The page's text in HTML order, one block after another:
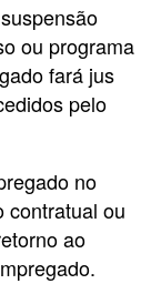
ou programa
fará jus
pelo
no
contratual ou
ao